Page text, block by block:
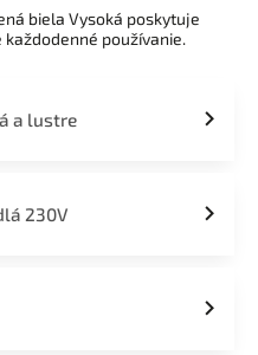
biela Vysoká poskytuje
používanie.
a lustre
230V